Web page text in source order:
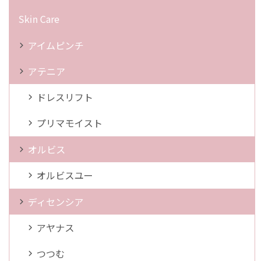
Skin Care
アイムピンチ
アテニア
ドレスリフト
プリマモイスト
オルビス
オルビスユー
ディセンシア
アヤナス
つつむ